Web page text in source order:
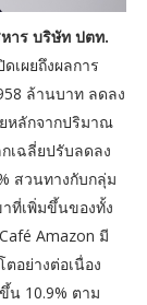
าร บริษัท ปตท.
ดเผยถึงผลการ
ล้านบาท ลดลง
หลักจากปริมาณ
เฉลี่ยปรับลดลง
สวนทางกับกลุ่ม
ที่เพิ่มขึ้นของทั้ง
Amazon มี
อย่างต่อเนื่อง
น 10.9% ตาม